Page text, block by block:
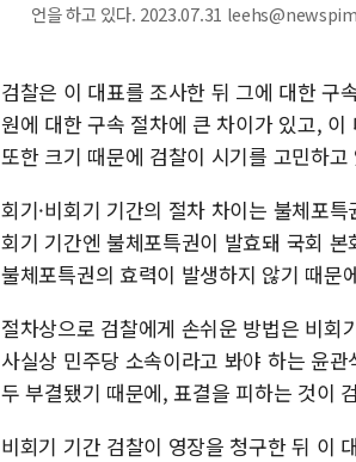
언을 하고 있다. 2023.07.31
검찰은 이 대표를 조사한 뒤 그에 대한 구
원에 대한 구속 절차에 큰 차이가 있고,
또한 크기 때문에 검찰이 시기를 고민하
회기·비회기 기간의 절차 차이는 불체포
회기 기간엔 불체포특권이 발효돼 국회
불체포특권의 효력이 발생하지 않기 때
절차상으로 검찰에게 손쉬운 방법은 비
사실상 민주당 소속이라고 봐야 하는 윤
두 부결됐기 때문에, 표결을 피하는 것이
비회기 기간 검찰이 영장을 청구한 뒤 이